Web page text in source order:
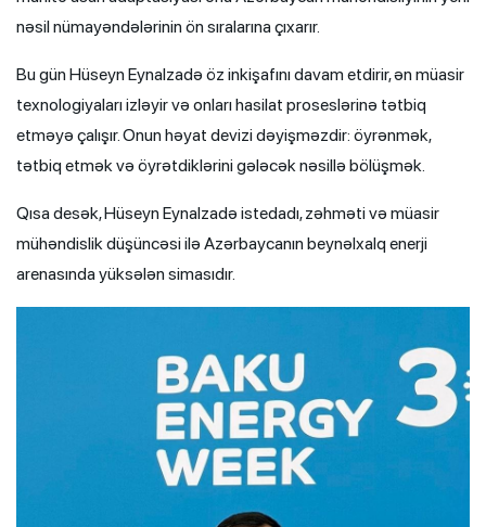
nəsil nümayəndələrinin ön sıralarına çıxarır.
Bu gün Hüseyn Eynalzadə öz inkişafını davam etdirir, ən müasir
texnologiyaları izləyir və onları hasilat proseslərinə tətbiq
etməyə çalışır. Onun həyat devizi dəyişməzdir: öyrənmək,
tətbiq etmək və öyrətdiklərini gələcək nəsillə bölüşmək.
Qısa desək, Hüseyn Eynalzadə istedadı, zəhməti və müasir
mühəndislik düşüncəsi ilə Azərbaycanın beynəlxalq enerji
arenasında yüksələn simasıdır.